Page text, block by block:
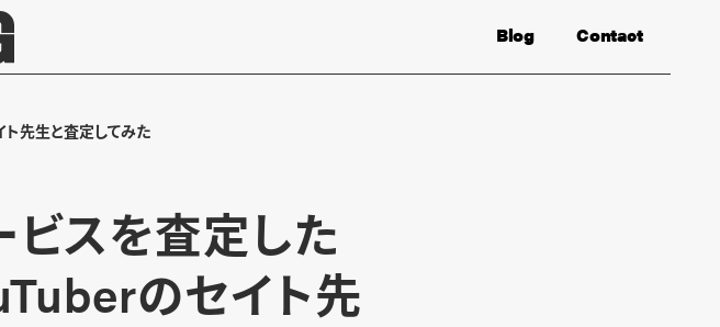
Contact
Blog
先生と査定してみた
スを査定した
のセイト先